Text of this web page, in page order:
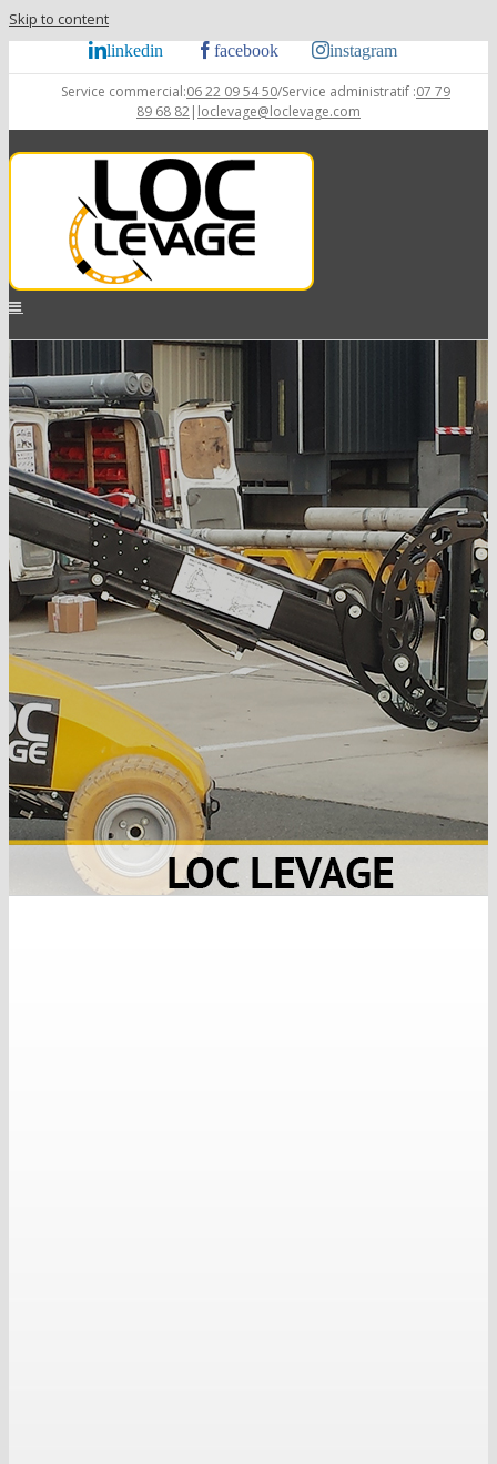
Skip to content
linkedin facebook instagram
Service commercial:06 22 09 54 50/Service administratif :07 79
89 68 82| loclevage@loclevage.com